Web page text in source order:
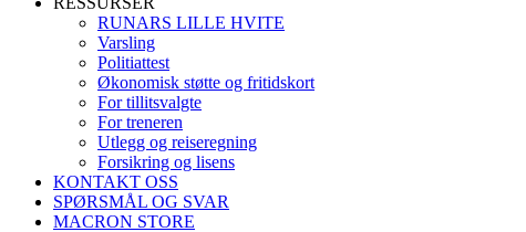
RUNARS LILLE HVITE
Varsling
Politiattest
Økonomisk støtte og fritidskort
For tillitsvalgte
For treneren
Utlegg og reiseregning
Forsikring og lisens
KONTAKT OSS
SPØRSMÅL OG SVAR
MACRON STORE